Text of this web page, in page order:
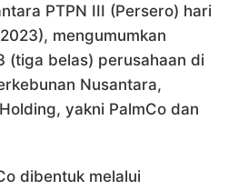
PTPN III (Persero) hari
mengumumkan
(tiga belas) perusahaan di
Nusantara,
yakni PalmCo dan
dibentuk melalui